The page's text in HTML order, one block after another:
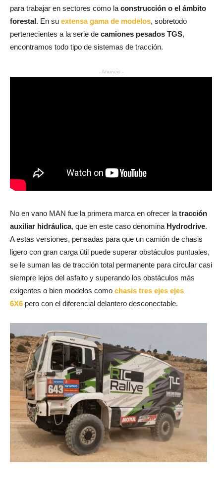
para trabajar en sectores como la construcción o el ámbito
forestal. En su extensa gama de modelos, sobretodo
pertenecientes a la serie de camiones pesados TGS,
encontramos todo tipo de sistemas de tracción.
- Anuncio -
No en vano MAN fue la primera marca en ofrecer la tracción
auxiliar hidráulica, que en este caso denomina Hydrodrive.
A estas versiones, pensadas para que un camión de chasis
ligero con gran carga útil puede superar obstáculos puntuales,
se le suman las de tracción total permanente para circular casi
siempre lejos del asfalto y superando los obstáculos más
exigentes o bien modelos como chasis tres ejes ejes
6X6 pero con el diferencial delantero desconectable.